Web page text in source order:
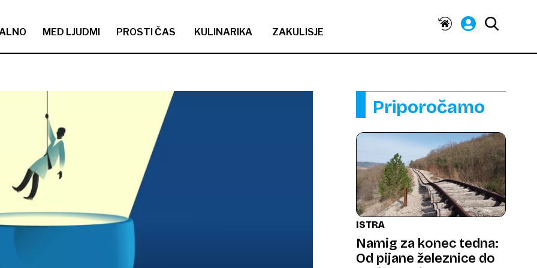
MED LJUDMI PROSTI ČAS KULINARIKA ZAKULISJE
Priporočamo
ISTRA
Namig za konec tedna:
Od pijane železnice do